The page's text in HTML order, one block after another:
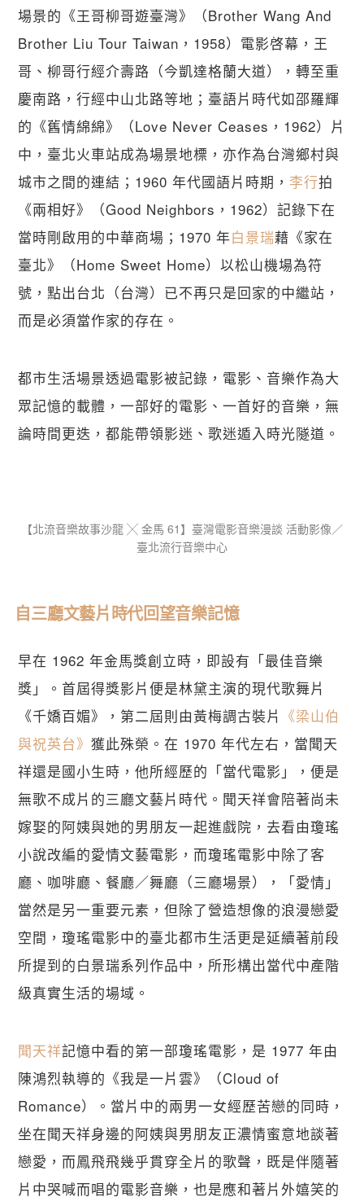
場景的《王哥柳哥遊臺灣》（Brother Wang And
Brother Liu Tour Taiwan，1958）電影啓幕，王
哥、柳哥行經介壽路（今凱達格蘭大道），轉至重
慶南路，行經中山北路等地；臺語片時代如邵羅輝
的《舊情綿綿》（Love Never Ceases，1962）片
中，臺北火車站成為場景地標，亦作為台灣鄉村與
城市之間的連結；1960 年代國語片時期， 李行拍
《兩相好》（Good Neighbors，1962）記錄下在
當時剛啟用的中華商場；1970 年白景瑞藉《家在
臺北》（Home Sweet Home）以松山機場為符
號，點出台北（台灣）已不再只是回家的中繼站，
而是必須當作家的存在。
都市生活場景透過電影被記錄，電影、音樂作為大
眾記憶的載體，一部好的電影、一首好的音樂，無
論時間更迭，都能帶領影迷、歌迷遁入時光隧道。
【​北流音樂故事沙龍 ╳ 金馬 61】臺灣電影音樂漫談 活動影像／
臺北流行音樂中心
自三廳文藝片時代回望音樂記憶
早在 1962 年金馬獎創立時，即設有「最佳音樂
獎」。首屆得獎影片便是林黛主演的現代歌舞片
《千嬌百媚》，第二屆則由黃梅調古裝片 《梁山伯
與祝英台》獲此殊榮。在 1970 年代左右，當聞天
祥還是國小生時，他所經歷的「當代電影」，便是
無歌不成片的三廳文藝片時代。聞天祥會陪著尚未
嫁娶的阿姨與她的男朋友一起進戲院，去看由瓊瑤
小說改編的愛情文藝電影，而瓊瑤電影中除了客
廳、咖啡廳、餐廳／舞廳（三廳場景），「愛情」
當然是另一重要元素，但除了營造想像的浪漫戀愛
空間，瓊瑤電影中的臺北都市生活更是延續著前段
所提到的白景瑞系列作品中，所形構出當代中產階
級真實生活的場域。
聞天祥記憶中看的第一部瓊瑤電影，是 1977 年由
陳鴻烈執導的《我是一片雲》（Cloud of
Romance）。當片中的兩男一女經歷苦戀的同時，
坐在聞天祥身邊的阿姨與男朋友正濃情蜜意地談著
戀愛，而鳳飛飛幾乎貫穿全片的歌聲，既是伴隨著
片中哭喊而唱的電影音樂，也是應和著片外嬉笑的